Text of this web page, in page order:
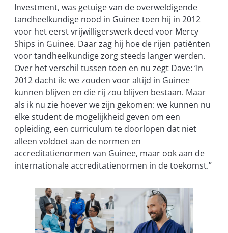
Investment, was getuige van de overweldigende
tandheelkundige nood in Guinee toen hij in 2012
voor het eerst vrijwilligerswerk deed voor Mercy
Ships in Guinee. Daar zag hij hoe de rijen patiënten
voor tandheelkundige zorg steeds langer werden.
Over het verschil tussen toen en nu zegt Dave: ‘In
2012 dacht ik: we zouden voor altijd in Guinee
kunnen blijven en die rij zou blijven bestaan. Maar
als ik nu zie hoever we zijn gekomen: we kunnen nu
elke student de mogelijkheid geven om een
opleiding, een curriculum te doorlopen dat niet
alleen voldoet aan de normen en
accreditatienormen van Guinee, maar ook aan de
internationale accreditatienormen in de toekomst.”